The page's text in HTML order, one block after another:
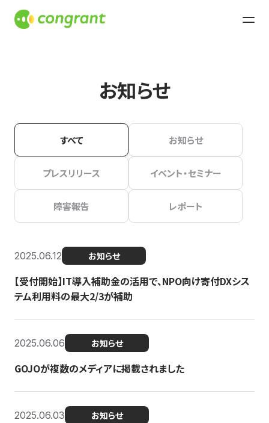
お知らせ
すべて お知らせ
プレスリリース イベント・セミナー
障害報告 レポート
2025.06.12 お知らせ
【受付開始】IT導入補助金の活用で、NPO向け寄付DXシス
テム利用料の最大2/3が補助
2025.06.06 お知らせ
GOJOが複数のメディアに掲載されました
2025.06.03 お知らせ